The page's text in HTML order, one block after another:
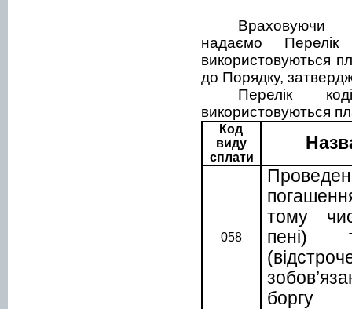
надаємо
Перелік
використовуються
до Порядку,
Перелік
використовуються
Код
виду
сплати
058
тому
пені)
боргу